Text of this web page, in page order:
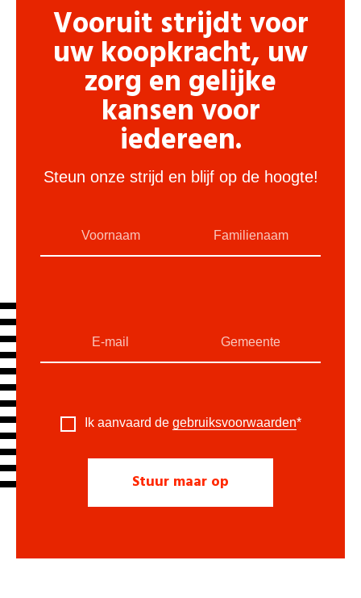
Vooruit strijdt voor
uw koopkracht, uw
zorg en gelijke
kansen voor
iedereen.
Steun onze strijd en blijf op de hoogte!
Ik aanvaard de gebruiksvoorwaarden*